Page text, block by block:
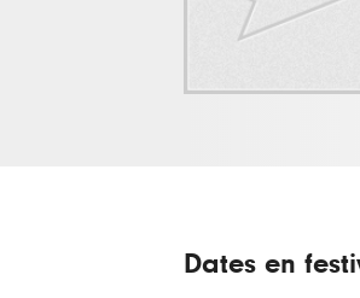
Dates en